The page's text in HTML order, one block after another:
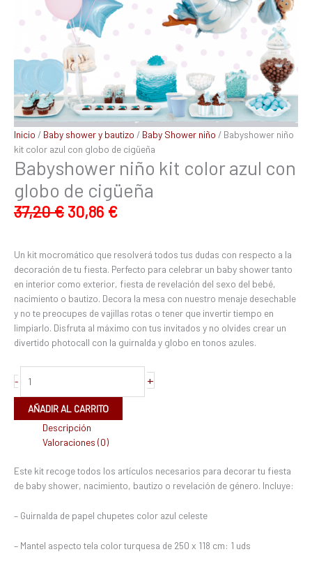
Inicio / Baby shower y bautizo / Baby Shower niño / Babyshower niño
kit color azul con globo de cigüeña
Babyshower niño kit color azul con
globo de cigüeña
37,20€ 30,86 €
Un kit mocromático que resolverá todos tus dudas con respecto a la
decoración de tu fiesta. Perfecto para celebrar un baby shower tanto
en interior como exterior, fiesta de revelación del sexo del bebé,
nacimiento o bautizo. Decora la mesa con nuestro menaje desechable
y no te preocupes de vajillas rotas o tener que invertir tiempo en
limpiarlo. Disfruta al máximo con tus invitados y no olvides crear un
divertido photocall con la guirnalda y globo en tonos azules.
- +
AÑADIR AL CARRITO
Descripción
Valoraciones (0)
Este kit recoge todos los artículos necesarios para decorar tu fiesta
de baby shower, nacimiento, bautizo o revelación de género. Incluye:
– Guirnalda de papel chupetes color azul celeste
– Mantel aspecto tela color turquesa de 250 x 118 cm: 1 uds